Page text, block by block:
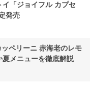
「ジョイフル カプセ
発売
ペリーニ 赤海老のレモ
メニューを徹底解説